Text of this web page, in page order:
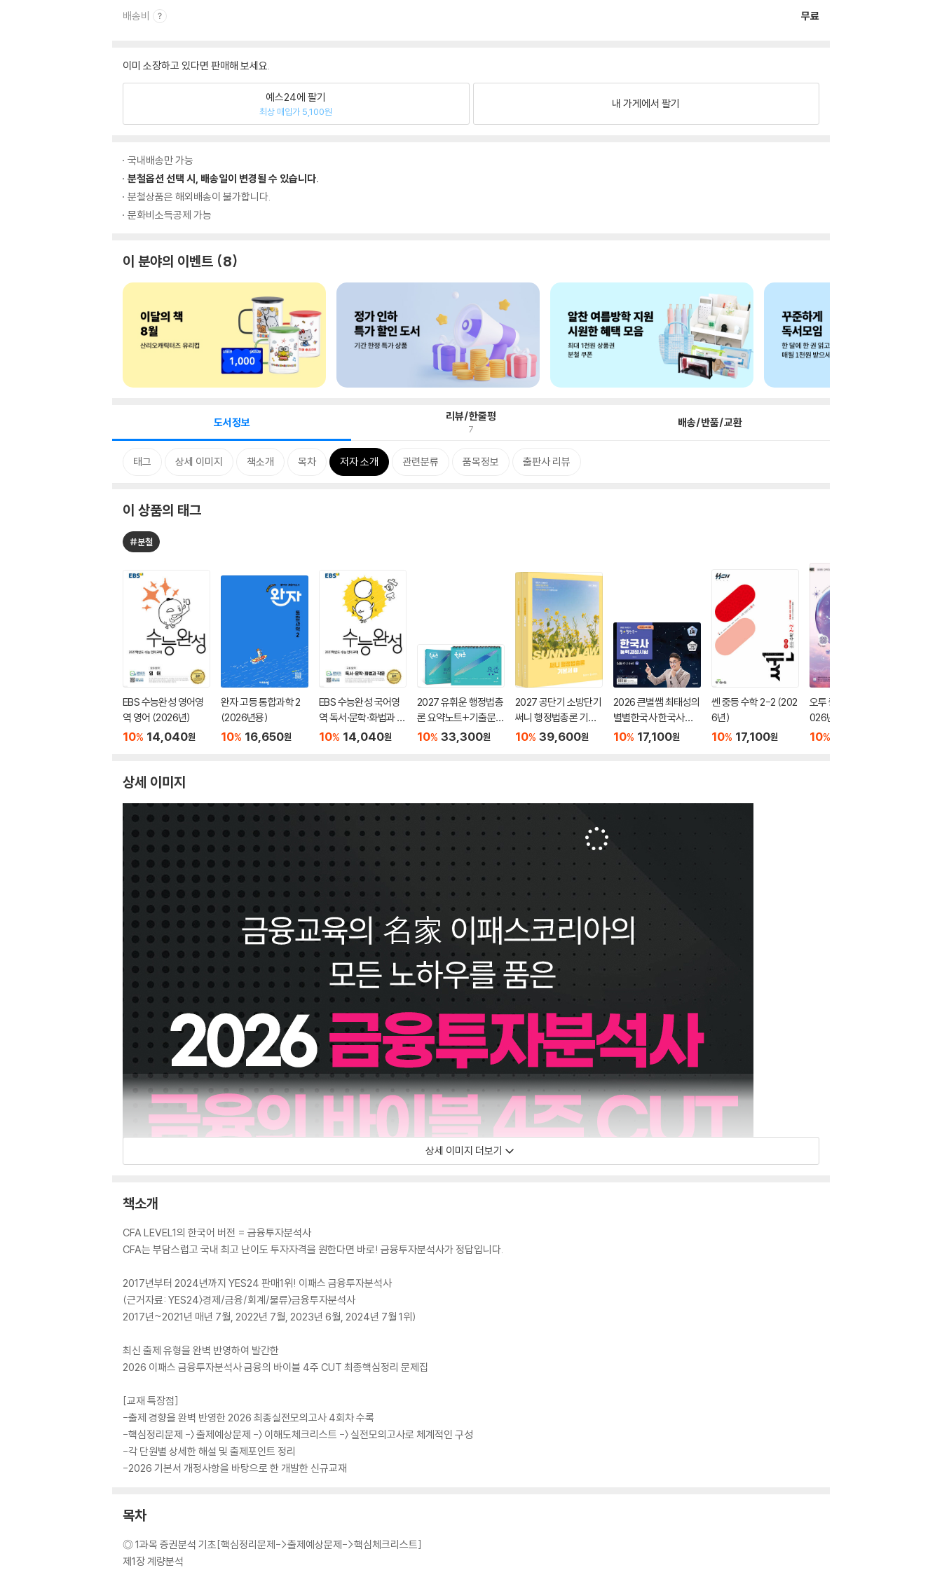
배송비 무료
이미 소장하고 있다면 판매해 보세요.
예스24에 팔기
최상 매입가 5,100원
내 가게에서 팔기
국내배송만 가능
분철옵션 선택 시, 배송일이 변경될 수 있습니다.
분철상품은 해외배송이 불가합니다.
문화비소득공제 가능
이 분야의 이벤트 8
도서정보 리뷰/한줄평
7 배송/반품/교환
태그 상세 이미지 책소개 목차 저자 소개 관련분류 품목정보 출판사 리뷰
이 상품의 태그
#분철
EBS 수능완성 영어영
역 영어 (2026년)
10% 14,040원
완자 고등 통합과학 2
(2026년용)
10% 16,650원
EBS 수능완성 국어영
역 독서·문학·화법과 작
문 (2026년)
10% 14,040원
2027 유휘운 행정법총
론 요약노트+기출문제
(요.플.)
10% 33,300원
2027 공단기 소방단기
써니 행정법총론 기본
서
10% 39,600원
2026 큰별쌤 최태성의
별별한국사 한국사능
력검정시험 심화(1,2,3
10% 17,100원
쎈 중등 수학 2-2 (202
6년)
10% 17,100원
오투 중학 과학 2-2 (2
026년)
10%
상세 이미지
상세 이미지 더보기
책소개
CFA LEVEL1의 한국어 버전 = 금융투자분석사
CFA는 부담스럽고 국내 최고 난이도 투자자격을 원한다면 바로! 금융투자분석사가 정답입니다.
2017년부터 2024년까지 YES24 판매1위! 이패스 금융투자분석사
(근거자료: YES24〉경제/금융/회계/물류〉금융투자분석사
2017년~2021년 매년 7월, 2022년 7월, 2023년 6월, 2024년 7월 1위)
최신 출제 유형을 완벽 반영하여 발간한
2026 이패스 금융투자분석사 금융의 바이블 4주 CUT 최종핵심정리 문제집
[교재 특장점]
-출제 경향을 완벽 반영한 2026 최종실전모의고사 4회차 수록
-핵심정리문제 -〉 출제예상문제 -〉 이해도체크리스트 -〉 실전모의고사로 체계적인 구성
-각 단원별 상세한 해설 및 출제포인트 정리
-2026 기본서 개정사항을 바탕으로 한 개발한 신규교재
목차
◎ 1과목 증권분석 기초[핵심정리문제->출제예상문제->핵심체크리스트]
제1장 계량분석